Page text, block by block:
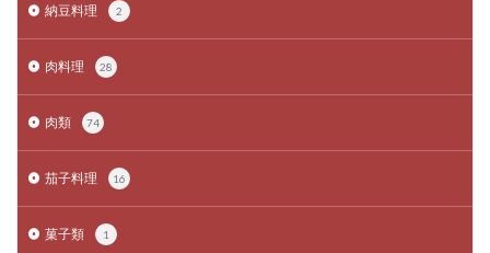
納豆料理 2
肉料理 28
肉類 74
茄子料理 16
菓子類 1